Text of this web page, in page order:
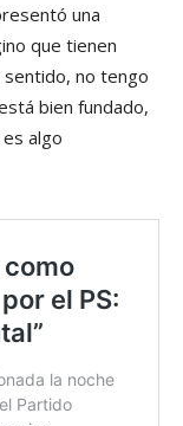
una
que tienen
no tengo
bien fundado,
algo